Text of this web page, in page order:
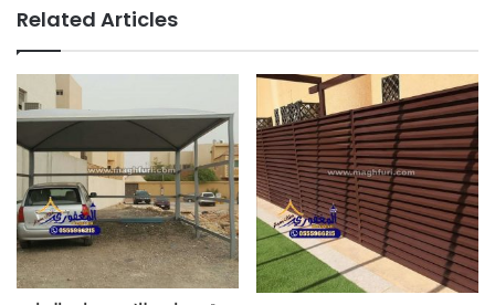
Related Articles